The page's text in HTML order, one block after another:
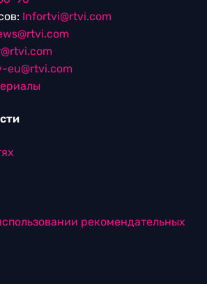
Infortvi@rtvi.com
eu@rtvi.com
рекомендательных